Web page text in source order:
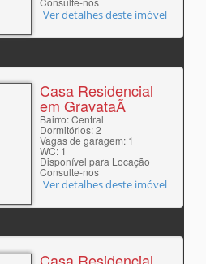
Ver detalhes deste imóvel
Casa Residencial
em GravataÃ­
Bairro: Central
Dormitórios: 2
Vagas de garagem: 1
WC: 1
Disponível para Locação
Consulte-nos
Ver detalhes deste imóvel